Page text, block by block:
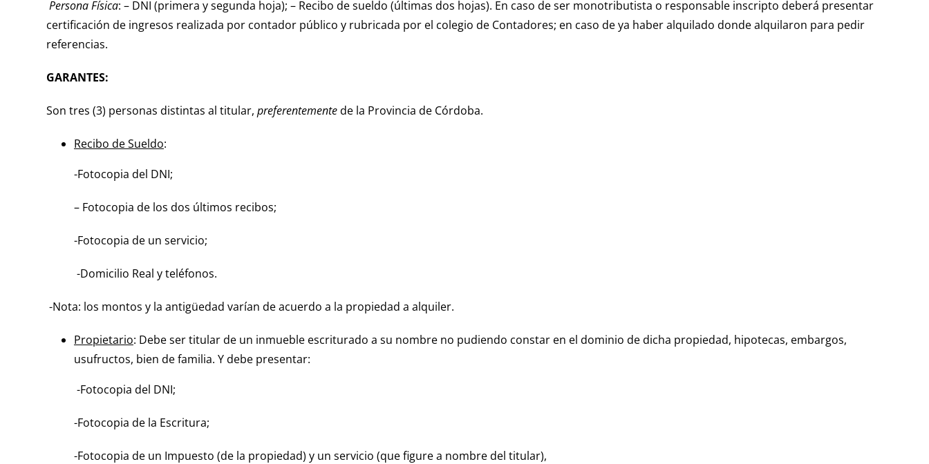
Persona Física: – DNI (primera y segunda hoja); – Recibo de sueldo (últimas dos hojas). En caso de ser monotributista o responsable inscripto deberá presentar
certificación de ingresos realizada por contador público y rubricada por el colegio de Contadores; en caso de ya haber alquilado donde alquilaron para pedir
referencias.
GARANTES:
Son tres (3) personas distintas al titular, preferentementede la Provincia de Córdoba.
Recibo de Sueldo:
-Fotocopia del DNI;
– Fotocopia de los dos últimos recibos;
-Fotocopia de un servicio;
-Domicilio Real y teléfonos.
-Nota: los montos y la antigüedad varían de acuerdo a la propiedad a alquiler.
Propietario: Debe ser titular de un inmueble escriturado a su nombre no pudiendo constar en el dominio de dicha propiedad, hipotecas, embargos,
usufructos, bien de familia. Y debe presentar:
-Fotocopia del DNI;
-Fotocopia de la Escritura;
-Fotocopia de un Impuesto (de la propiedad) y un servicio (que figure a nombre del titular),